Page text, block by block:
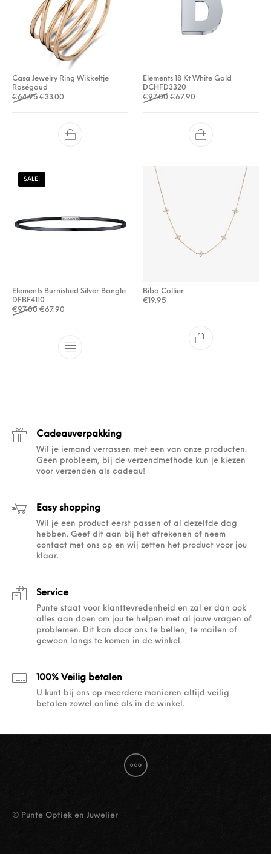
Casa Jewelry Ring Wikkeltje
Roségoud
€64.95 Oorspronkelijke prijs was: €64.95.
€33.00 Huidige prijs is: €33.00.
Elements 18 Kt White Gold
DCHFD3320
€97.00 Oorspronkelijke prijs was:
€67.90
SALE!
Elements Burnished Silver Bangle
DFBF4110
€97.00 Oorspronkelijke prijs was: €97.00.
€67.90
Biba Collier
€19.95
Cadeauverpakking
Wil je iemand verrassen met een van onze producten.
Geen probleem, bij de verzendmethode kun je kiezen
voor verzenden als cadeau!
Easy shopping
Wil je een product eerst passen of al dezelfde dag
hebben. Geef dit aan bij het afrekenen of neem
contact met ons op en wij zetten het product voor jou
klaar.
Service
Punte staat voor klanttevredenheid en zal er dan ook
alles aan doen om jou te helpen met al jouw vragen of
problemen. Dit kan door ons te bellen, te mailen of
gewoon langs te komen in de winkel.
100% Veilig betalen
U kunt bij ons op meerdere manieren altijd veilig
betalen zowel online als in de winkel.
© Punte Optiek en Juwelier